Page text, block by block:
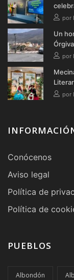
por
Un
por
por
Conócenos
Aviso legal
Política de
Política de
PUEBLOS
Albondón